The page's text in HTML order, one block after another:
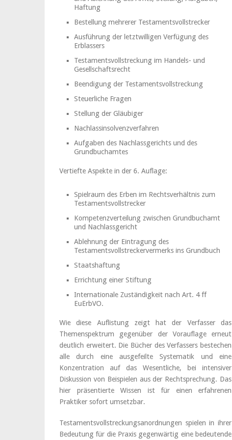
Haftung
Bestellung mehrerer Testamentsvollstrecker
Ausführung der letztwilligen Verfügung des
Erblassers
Testamentsvollstreckung im Handels- und
Gesellschaftsrecht
Beendigung der Testamentsvollstreckung
Steuerliche Fragen
Stellung der Gläubiger
Nachlassinsolvenzverfahren
Aufgaben des Nachlassgerichts und des
Grundbuchamtes
Vertiefte Aspekte in der 6. Auflage:
Spielraum des Erben im Rechtsverhältnis zum
Testamentsvollstrecker
Kompetenzverteilung zwischen Grundbuchamt
und Nachlassgericht
Ablehnung der Eintragung des
Testamentsvollstreckervermerks ins Grundbuch
Staatshaftung
Errichtung einer Stiftung
Internationale Zuständigkeit nach Art. 4 ff
EuErbVO.
Wie diese Auflistung zeigt hat der Verfasser das
Themenspektrum gegenüber der Vorauflage erneut
deutlich erweitert. Die Bücher des Verfassers bestechen
alle durch eine ausgefeilte Systematik und eine
Konzentration auf das Wesentliche, bei intensiver
Diskussion von Beispielen aus der Rechtsprechung. Das
hier präsentierte Wissen ist für einen erfahrenen
Praktiker sofort umsetzbar.
Testamentsvollstreckungsanordnungen spielen in ihrer
Bedeutung für die Praxis gegenwärtig eine bedeutende